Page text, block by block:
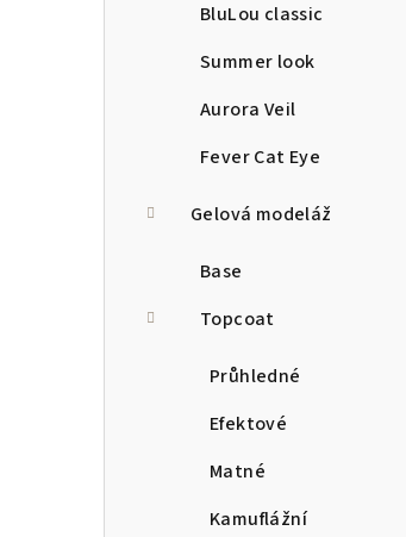
BluLou classic
Summer look
Aurora Veil
Fever Cat Eye
Gelová modeláž
Base
Topcoat
Průhledné
Efektové
Matné
Kamuflážní